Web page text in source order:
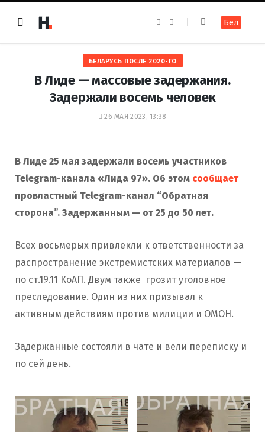
e
b
o
o
k
t
a
g
r
a
m
Бел
БЕЛАРУСЬ ПОСЛЕ 2020-ГО
В Лиде — массовые задержания.
Задержали восемь человек
26 МАЯ 2023, 13:38
В Лиде 25 мая задержали восемь участников
Telegram-канала «Лида 97». Об этом сообщает
провластный Telegram-канал “Обратная
сторона”. Задержанным — от 25 до 50 лет.
Всех восьмерых привлекли к ответственности за
распространение экстремистских материалов —
по ст.19.11 КоАП. Двум также грозит уголовное
преследование. Один из них призывал к
активным действиям против милиции и ОМОН.
Задержанные состояли в чате и вели переписку и
по сей день.